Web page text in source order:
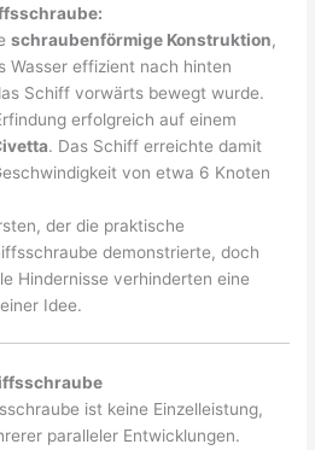
schraubenförmige Konstruktion,
Wasser effizient nach hinten
Schiff vorwärts bewegt wurde.
erfolgreich auf einem
. Das Schiff erreichte damit
von etwa 6 Knoten
der die praktische
demonstrierte, doch
Hindernisse verhinderten eine
Idee.
ist keine Einzelleistung,
paralleler Entwicklungen.